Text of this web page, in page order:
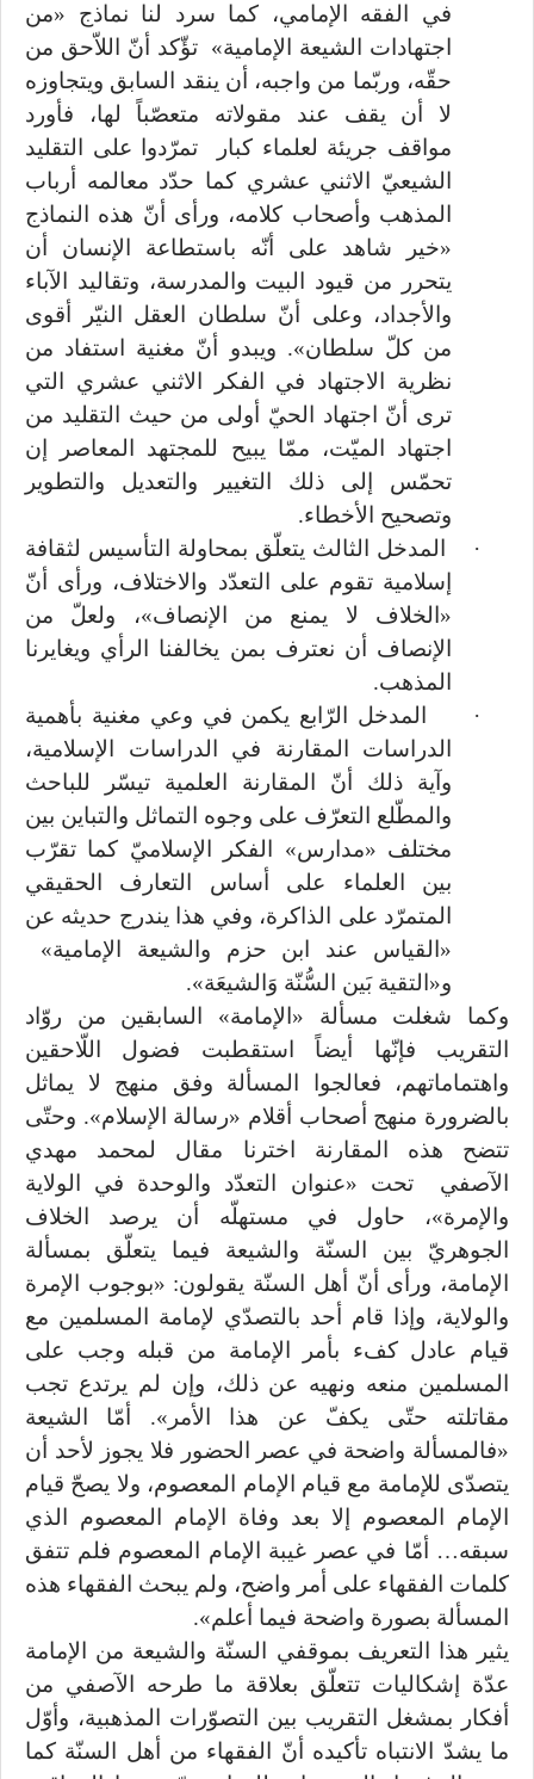
في الفقه الإمامي، كما سرد لنا نماذج «من
اجتهادات الشيعة الإمامية» تؤّكد أنّ اللاّحق من
حقّه، وربّما من واجبه، أن ينقد السابق ويتجاوزه
لا أن يقف عند مقولاته متعصّباً لها، فأورد
مواقف جريئة لعلماء كبار تمرّدوا على التقليد
الشيعيّ الاثني عشري كما حدّد معالمه أرباب
المذهب وأصحاب كلامه، ورأى أنّ هذه النماذج
«خير شاهد على أنّه باستطاعة الإنسان أن
يتحرر من قيود البيت والمدرسة، وتقاليد الآباء
والأجداد، وعلى أنّ سلطان العقل النيّر أقوى
من كلّ سلطان». ويبدو أنّ مغنية استفاد من
نظرية الاجتهاد في الفكر الاثني عشري التي
ترى أنّ اجتهاد الحيّ أولى من حيث التقليد من
اجتهاد الميّت، ممّا يبيح للمجتهد المعاصر إن
تحمّس إلى ذلك التغيير والتعديل والتطوير
وتصحيح الأخطاء.
·
المدخل الثالث يتعلّق بمحاولة التأسيس لثقافة
إسلامية تقوم على التعدّد والاختلاف، ورأى أنّ
«الخلاف لا يمنع من الإنصاف»، ولعلّ من
الإنصاف أن نعترف بمن يخالفنا الرأي ويغايرنا
المذهب.
·
المدخل الرّابع يكمن في وعي مغنية بأهمية
الدراسات المقارنة في الدراسات الإسلامية،
وآية ذلك أنّ المقارنة العلمية تيسّر للباحث
والمطّلع التعرّف على وجوه التماثل والتباين بين
مختلف «مدارس» الفكر الإسلاميّ كما تقرّب
بين العلماء على أساس التعارف الحقيقي
المتمرّد على الذاكرة، وفي هذا يندرج حديثه عن
«القياس عند ابن حزم والشيعة الإمامية»
و«التقية بَين السُّنّة وَالشيعَة».
وكما شغلت مسألة «الإمامة» السابقين من روّاد
التقريب فإنّها أيضاً استقطبت فضول اللّاحقين
واهتماماتهم، فعالجوا المسألة وفق منهج لا يماثل
بالضرورة منهج أصحاب أقلام «رسالة الإسلام». وحتّى
تتضح هذه المقارنة اخترنا مقال لمحمد مهدي
الآصفي تحت «عنوان التعدّد والوحدة في الولاية
والإمرة»، حاول في مستهلّه أن يرصد الخلاف
الجوهريّ بين السنّة والشيعة فيما يتعلّق بمسألة
الإمامة، ورأى أنّ أهل السنّة يقولون: «بوجوب الإمرة
والولاية، وإذا قام أحد بالتصدّي لإمامة المسلمين مع
قيام عادل كفء بأمر الإمامة من قبله وجب على
المسلمين منعه ونهيه عن ذلك، وإن لم يرتدع تجب
مقاتلته حتّى يكفّ عن هذا الأمر». أمّا الشيعة
«فالمسألة واضحة في عصر الحضور فلا يجوز لأحد أن
يتصدّى للإمامة مع قيام الإمام المعصوم، ولا يصحّ قيام
الإمام المعصوم إلا بعد وفاة الإمام المعصوم الذي
سبقه… أمّا في عصر غيبة الإمام المعصوم فلم تتفق
كلمات الفقهاء على أمر واضح، ولم يبحث الفقهاء هذه
المسألة بصورة واضحة فيما أعلم».
يثير هذا التعريف بموقفي السنّة والشيعة من الإمامة
عدّة إشكاليات تتعلّق بعلاقة ما طرحه الآصفي من
أفكار بمشغل التقريب بين التصوّرات المذهبية، وأوّل
ما يشدّ الانتباه تأكيده أنّ الفقهاء من أهل السنّة كما